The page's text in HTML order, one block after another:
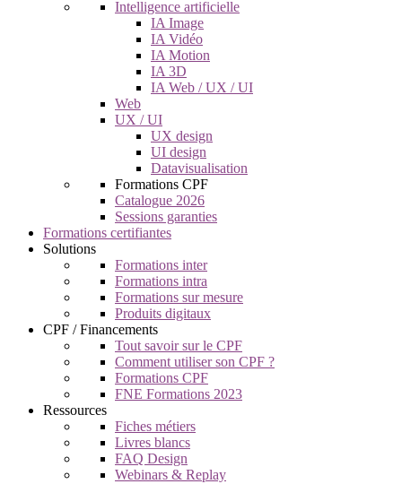
Intelligence artificielle
IA Image
IA Vidéo
IA Motion
IA 3D
IA Web / UX / UI
Web
UX / UI
UX design
UI design
Datavisualisation
Formations CPF
Catalogue 2026
Sessions garanties
Formations certifiantes
Solutions
Formations inter
Formations intra
Formations sur mesure
Produits digitaux
CPF / Financements
Tout savoir sur le CPF
Comment utiliser son CPF ?
Formations CPF
FNE Formations 2023
Ressources
Fiches métiers
Livres blancs
FAQ Design
Webinars & Replay